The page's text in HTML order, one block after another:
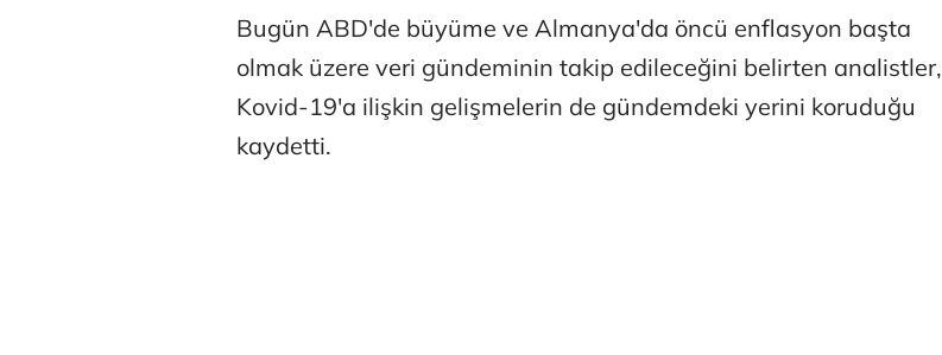
Bugün ABD'de büyüme ve Almanya'da öncü enflasyon başta
olmak üzere veri gündeminin takip edileceğini belirten analistler,
Kovid-19'a ilişkin gelişmelerin de gündemdeki yerini koruduğu
kaydetti.